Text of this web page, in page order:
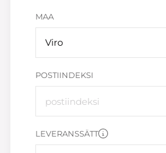
MAA
Viro
POSTIINDEKSI
LEVERANSSÄTT